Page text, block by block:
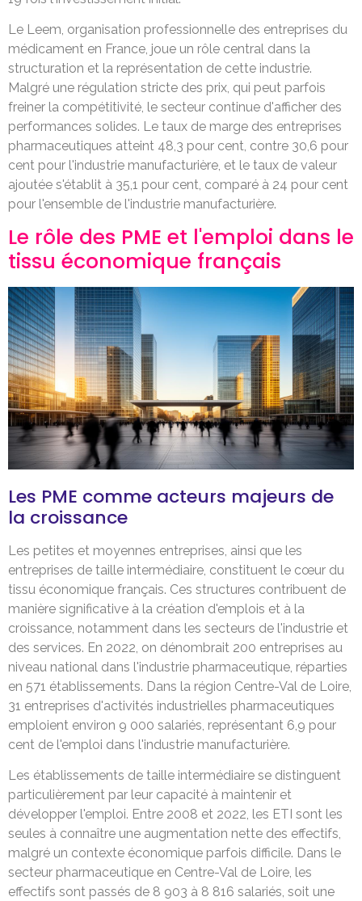
Le Leem, organisation professionnelle des entreprises du
médicament en France, joue un rôle central dans la
structuration et la représentation de cette industrie.
Malgré une régulation stricte des prix, qui peut parfois
freiner la compétitivité, le secteur continue d'afficher des
performances solides. Le taux de marge des entreprises
pharmaceutiques atteint 48,3 pour cent, contre 30,6 pour
cent pour l'industrie manufacturière, et le taux de valeur
ajoutée s'établit à 35,1 pour cent, comparé à 24 pour cent
pour l'ensemble de l'industrie manufacturière.
Le rôle des PME et l'emploi dans le
tissu économique français
Les PME comme acteurs majeurs de
la croissance
Les petites et moyennes entreprises, ainsi que les
entreprises de taille intermédiaire, constituent le cœur du
tissu économique français. Ces structures contribuent de
manière significative à la création d'emplois et à la
croissance, notamment dans les secteurs de l'industrie et
des services. En 2022, on dénombrait 200 entreprises au
niveau national dans l'industrie pharmaceutique, réparties
en 571 établissements. Dans la région Centre-Val de Loire,
31 entreprises d'activités industrielles pharmaceutiques
emploient environ 9 000 salariés, représentant 6,9 pour
cent de l'emploi dans l'industrie manufacturière.
Les établissements de taille intermédiaire se distinguent
particulièrement par leur capacité à maintenir et
développer l'emploi. Entre 2008 et 2022, les ETI sont les
seules à connaître une augmentation nette des effectifs,
malgré un contexte économique parfois difficile. Dans le
secteur pharmaceutique en Centre-Val de Loire, les
effectifs sont passés de 8 903 à 8 816 salariés, soit une